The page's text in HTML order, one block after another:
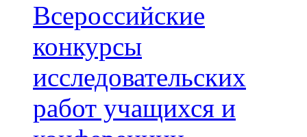
Всероссийские
конкурсы
исследовательских
работ учащихся и